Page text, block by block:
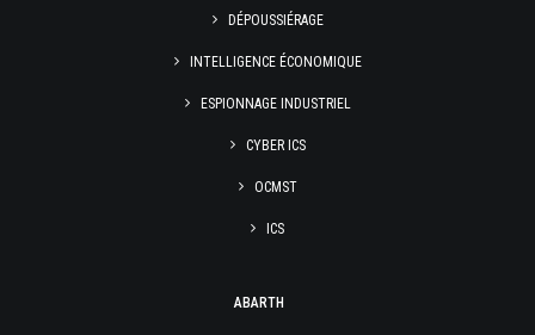
DÉPOUSSIÉRAGE
INTELLIGENCE ÉCONOMIQUE
ESPIONNAGE INDUSTRIEL
CYBER ICS
OCMST
ICS
ABARTH